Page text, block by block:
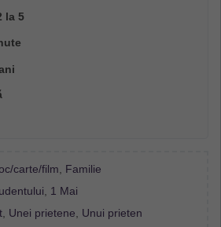
la 5
carte/film
Familie
1 Mai
Unei prietene
Unui prieten